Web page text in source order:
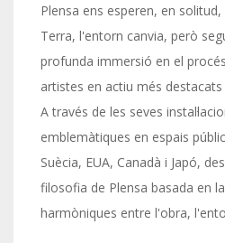
Plensa ens esperen, en
Terra, l'entorn canvia, però
profunda immersió en el
artistes en actiu més
A través de les seves
emblemàtiques en espais
Suècia, EUA, Canadà i Japó,
filosofia de Plensa basada en
harmòniques entre l'obra,